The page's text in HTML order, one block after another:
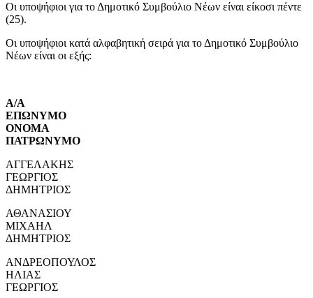
Οι υποψήφιοι για το Δημοτικό Συμβούλιο Νέων είναι είκοσι πέντε
(25).
Οι υποψήφιοι κατά αλφαβητική σειρά για το Δημοτικό Συμβούλιο
Νέων είναι οι εξής:
Α/Α
ΕΠΩΝΥΜΟ
ΟΝΟΜΑ
ΠΑΤΡΩΝΥΜΟ
ΑΓΓΕΛΑΚΗΣ
ΓΕΩΡΓΙΟΣ
ΔΗΜΗΤΡΙΟΣ
ΑΘΑΝΑΣΙΟΥ
ΜΙΧΑΗΛ
ΔΗΜΗΤΡΙΟΣ
ΑΝΔΡΕΟΠΟΥΛΟΣ
ΗΛΙΑΣ
ΓΕΩΡΓΙΟΣ